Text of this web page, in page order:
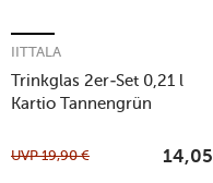
Trinkglas 2er-Set 0,21 l
Kartio Tannengrün
IITTALA
UVP19,90 € 14,05